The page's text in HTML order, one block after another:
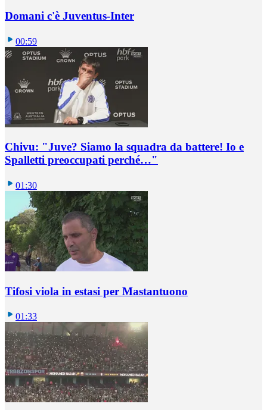
Domani c'è Juventus-Inter
00:59
Chivu: "Juve? Siamo la squadra da battere! Io e
Spalletti preoccupati perché…"
01:30
Tifosi viola in estasi per Mastantuono
01:33